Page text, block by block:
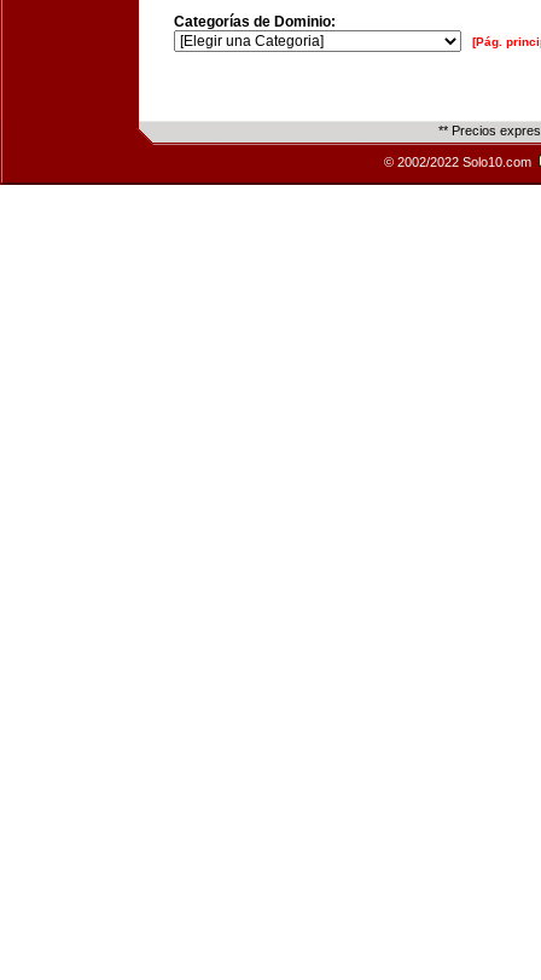
Categorías de Dominio:
[Pág.
** Precios
© 2002/2022 Solo10.com